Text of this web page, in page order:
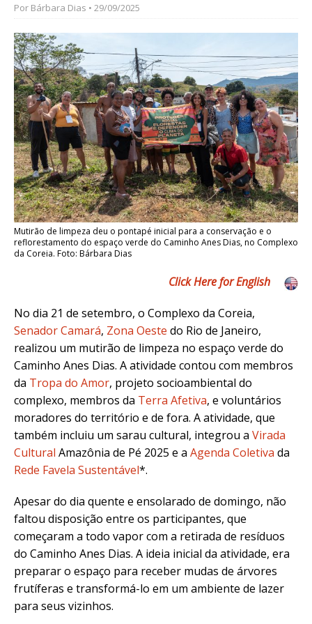
Por Bárbara Dias • 29/09/2025
Mutirão de limpeza deu o pontapé inicial para a conservação e o
reflorestamento do espaço verde do Caminho Anes Dias, no Complexo
da Coreia. Foto: Bárbara Dias
Click Here for English
No dia 21 de setembro, o Complexo da Coreia,
Senador Camará, Zona Oeste do Rio de Janeiro,
realizou um mutirão de limpeza no espaço verde do
Caminho Anes Dias. A atividade contou com membros
da Tropa do Amor, projeto socioambiental do
complexo, membros da Terra Afetiva, e voluntários
moradores do território e de fora. A atividade, que
também incluiu um sarau cultural, integrou a Virada
Cultural Amazônia de Pé 2025 e a Agenda Coletiva da
Rede Favela Sustentável*.
Apesar do dia quente e ensolarado de domingo, não
faltou disposição entre os participantes, que
começaram a todo vapor com a retirada de resíduos
do Caminho Anes Dias. A ideia inicial da atividade, era
preparar o espaço para receber mudas de árvores
frutíferas e transformá-lo em um ambiente de lazer
para seus vizinhos.